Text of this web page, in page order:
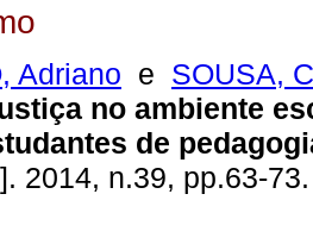
Adriano e SOUSA,
no ambiente
de
2014, n.39, pp.63-